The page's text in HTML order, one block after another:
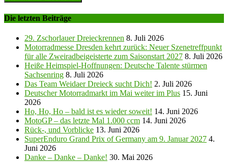
Die letzten Beiträge
29. Zschorlauer Dreieckrennen 8. Juli 2026
Motorradmesse Dresden kehrt zurück: Neuer Szenetreffpunkt
für alle Zweiradbeigeisterte zum Saisonstart 2027 8. Juli 2026
Heiße Heimspiel-Hoffnungen: Deutsche Talente stürmen
Sachsenring 8. Juli 2026
Das Team Weidaer Dreieck sucht Dich! 2. Juli 2026
Deutscher Motorradmarkt im Mai weiter im Plus 15. Juni
2026
Ho, Ho, Ho – bald ist es wieder soweit! 14. Juni 2026
MotoGP – das letzte Mal 1.000 ccm 14. Juni 2026
Rück-, und Vorblicke 13. Juni 2026
SuperEnduro Grand Prix of Germany am 9. Januar 2027 4.
Juni 2026
Danke – Danke – Danke! 30. Mai 2026